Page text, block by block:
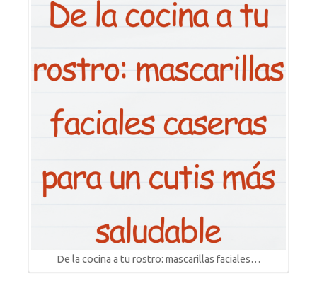
De la cocina a tu rostro: mascarillas faciales…